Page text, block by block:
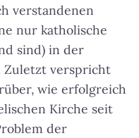
verstandenen
nur katholische
sind) in der
Zuletzt verspricht
wie erfolgreich
Kirche seit
der